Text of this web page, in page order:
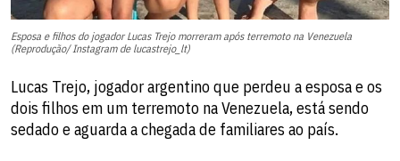
Esposa e filhos do jogador Lucas Trejo morreram após terremoto na Venezuela
(Reprodução/ Instagram de lucastrejo_lt)
Lucas Trejo, jogador argentino que perdeu a esposa e os
dois filhos em um terremoto na Venezuela, está sendo
sedado e aguarda a chegada de familiares ao país.